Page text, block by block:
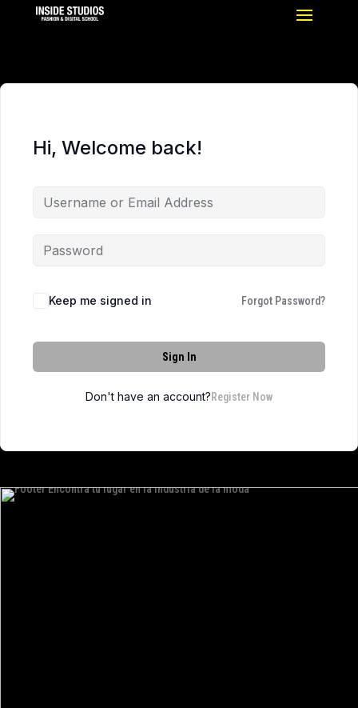
Hi, Welcome back!
Keep me signed in Forgot Password?
Sign In
Don't have an account?Register Now